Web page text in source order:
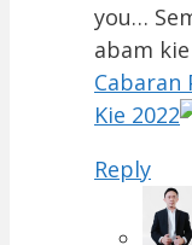
you…
abam
Cabaran
Kie 2022
Reply